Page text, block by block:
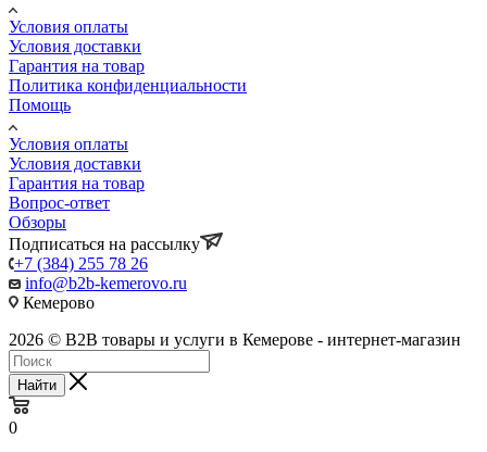
Условия оплаты
Условия доставки
Гарантия на товар
Политика конфиденциальности
Помощь
Условия оплаты
Условия доставки
Гарантия на товар
Вопрос-ответ
Обзоры
Подписаться на рассылку
+7 (384) 255 78 26
info@b2b-kemerovo.ru
Кемерово
2026 © B2B товары и услуги в Кемерове - интернет-магазин
Найти
0